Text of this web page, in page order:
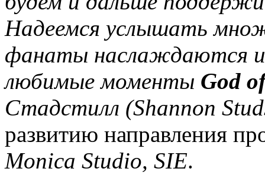
Надеемся услышать
фанаты наслаждаются
любимые моменты God
Стадстилл (Shannon
развитию направления
Monica Studio, SIE.